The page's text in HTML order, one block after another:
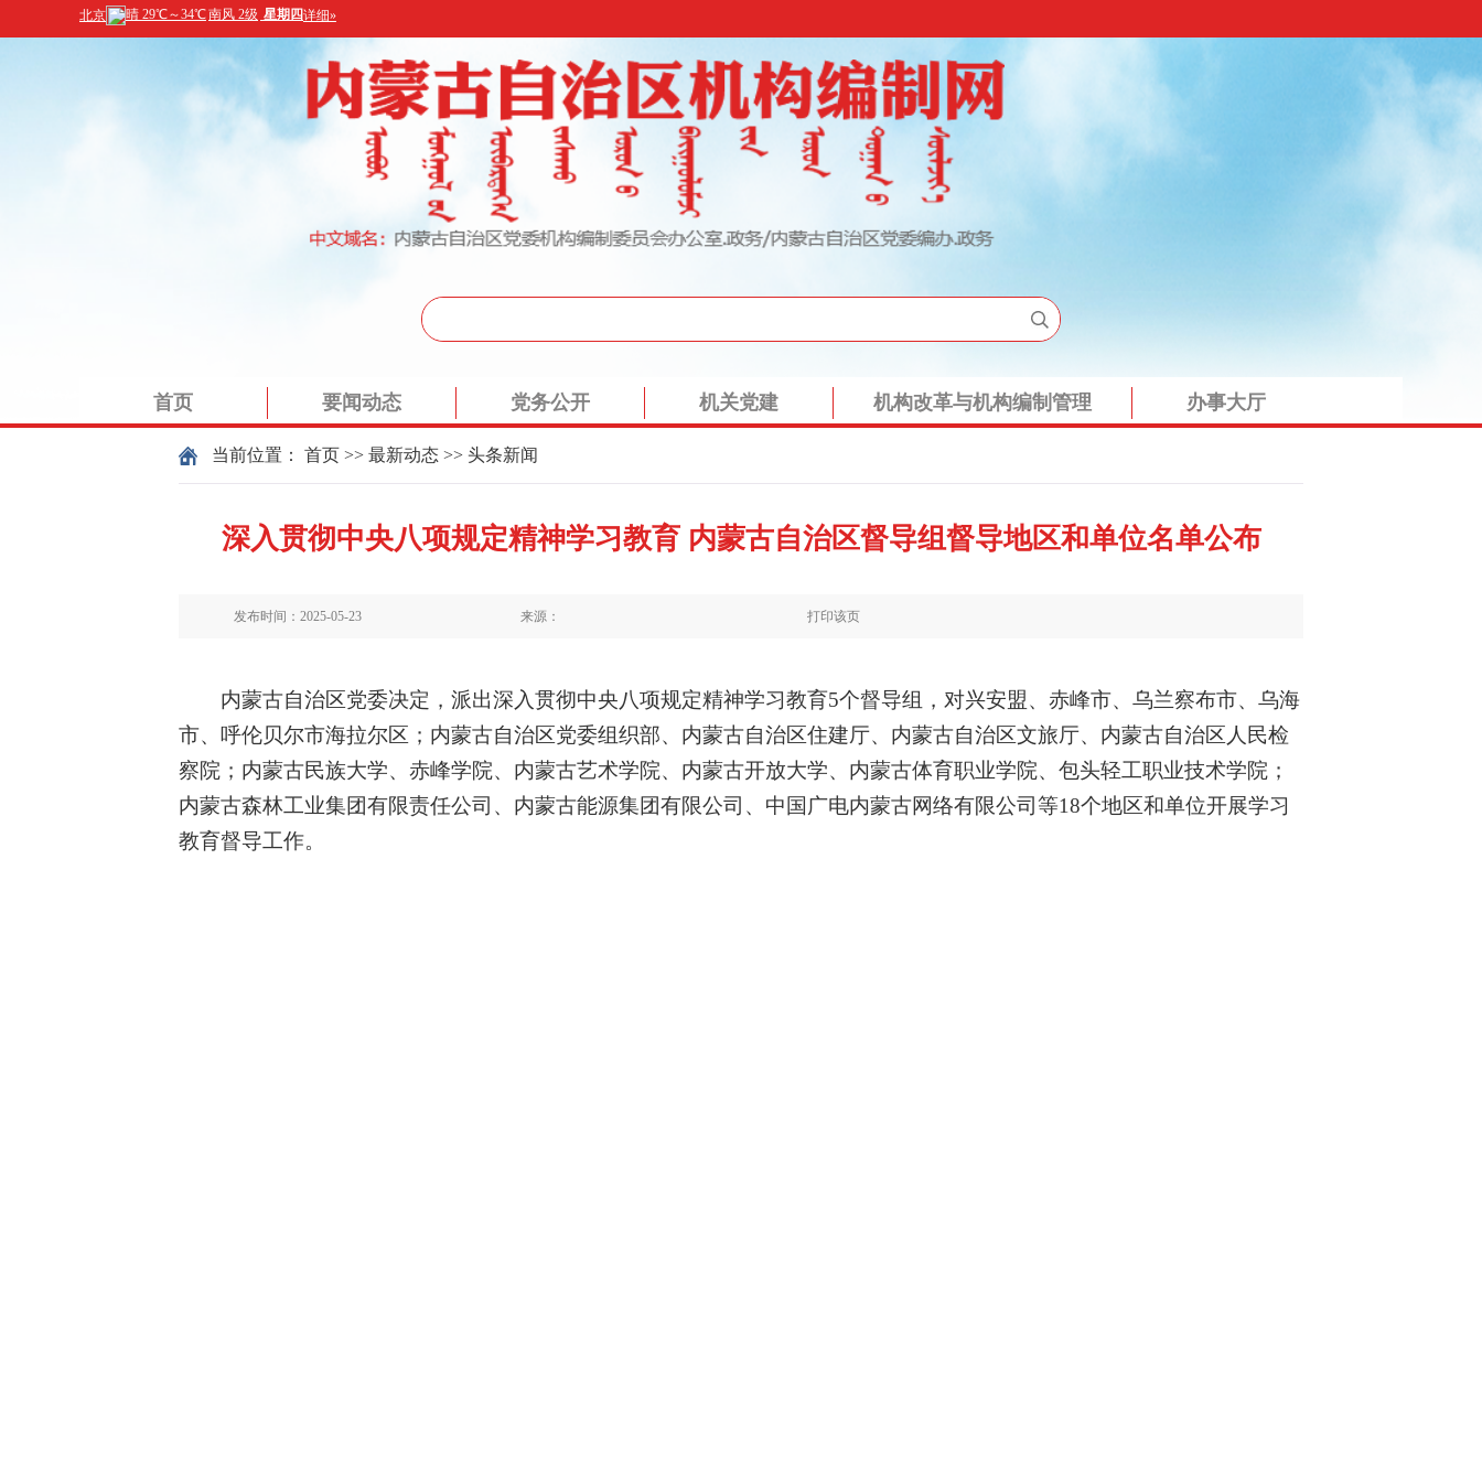
首页 要闻动态 党务公开 机关党建 机构改革与机构编制管理 办事大厅
当前位置： 首页 >> 最新动态 >> 头条新闻
深入贯彻中央八项规定精神学习教育 内蒙古自治区督导组督导地区和单位名单公布
发布时间：2025-05-23 来源： 打印该页
内蒙古自治区党委决定，派出深入贯彻中央八项规定精神学习教育5个督导组，对兴安盟、赤峰市、乌兰察布市、乌海
市、呼伦贝尔市海拉尔区；内蒙古自治区党委组织部、内蒙古自治区住建厅、内蒙古自治区文旅厅、内蒙古自治区人民检
察院；内蒙古民族大学、赤峰学院、内蒙古艺术学院、内蒙古开放大学、内蒙古体育职业学院、包头轻工职业技术学院；
内蒙古森林工业集团有限责任公司、内蒙古能源集团有限公司、中国广电内蒙古网络有限公司等18个地区和单位开展学习
教育督导工作。